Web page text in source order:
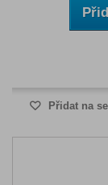
Přidat na